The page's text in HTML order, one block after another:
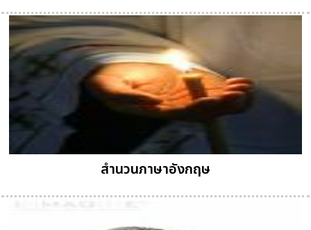
สำนวนภาษาอังกฤษ